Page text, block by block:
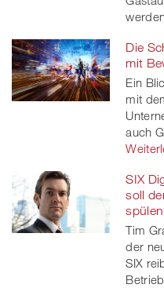
Die
mit
Ein
mit
auch
SIX
soll
spülen
Tim
der
SIX